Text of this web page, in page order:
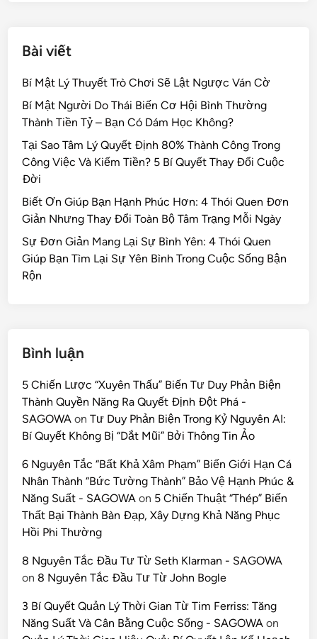
Bài viết
Bí Mật Lý Thuyết Trò Chơi Sẽ Lật Ngược Ván Cờ
Bí Mật Người Do Thái Biến Cơ Hội Bình Thường
Thành Tiền Tỷ – Bạn Có Dám Học Không?
Tại Sao Tâm Lý Quyết Định 80% Thành Công Trong
Công Việc Và Kiếm Tiền? 5 Bí Quyết Thay Đổi Cuộc
Đời
Biết Ơn Giúp Bạn Hạnh Phúc Hơn: 4 Thói Quen Đơn
Giản Nhưng Thay Đổi Toàn Bộ Tâm Trạng Mỗi Ngày
Sự Đơn Giản Mang Lại Sự Bình Yên: 4 Thói Quen
Giúp Bạn Tìm Lại Sự Yên Bình Trong Cuộc Sống Bận
Rộn
Bình luận
5 Chiến Lược “Xuyên Thấu” Biến Tư Duy Phản Biện
Thành Quyền Năng Ra Quyết Định Đột Phá -
SAGOWA onTư Duy Phản Biện Trong Kỷ Nguyên AI:
Bí Quyết Không Bị “Dắt Mũi” Bởi Thông Tin Ảo
6 Nguyên Tắc “Bất Khả Xâm Phạm” Biến Giới Hạn Cá
Nhân Thành “Bức Tường Thành” Bảo Vệ Hạnh Phúc &
Năng Suất - SAGOWA on 5 Chiến Thuật “Thép” Biến
Thất Bại Thành Bàn Đạp, Xây Dựng Khả Năng Phục
Hồi Phi Thường
8 Nguyên Tắc Đầu Tư Từ Seth Klarman - SAGOWA
on 8 Nguyên Tắc Đầu Tư Từ John Bogle
3 Bí Quyết Quản Lý Thời Gian Từ Tim Ferriss: Tăng
Năng Suất Và Cân Bằng Cuộc Sống - SAGOWA on